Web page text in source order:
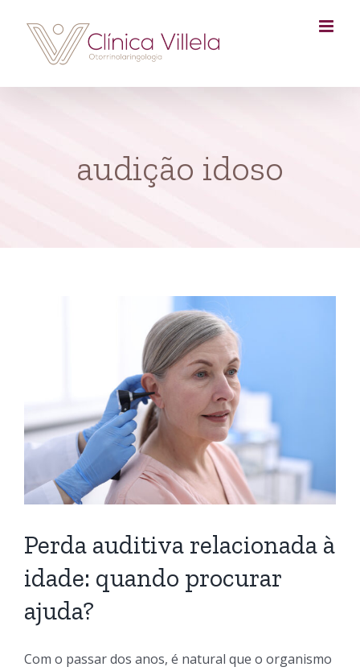
content
audição idoso
Perda auditiva relacionada à
idade: quando procurar
ajuda?
Com o passar dos anos, é natural que o organismo